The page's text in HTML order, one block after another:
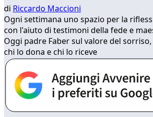
di Riccardo Maccioni
Ogni settimana uno spazio per la
con l'aiuto di testimoni della fede e
Oggi padre Faber sul valore del
chi lo dona e chi lo riceve